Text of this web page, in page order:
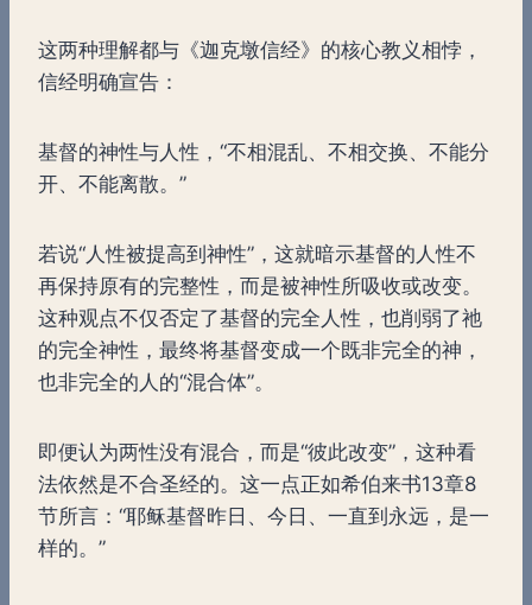
这两种理解都与《迦克墩信经》的核心教义相悖，
信经明确宣告：
基督的神性与人性，“不相混乱、不相交换、不能分
开、不能离散。”
若说“人性被提高到神性”，这就暗示基督的人性不
再保持原有的完整性，而是被神性所吸收或改变。
这种观点不仅否定了基督的完全人性，也削弱了祂
的完全神性，最终将基督变成一个既非完全的神，
也非完全的人的“混合体”。
即便认为两性没有混合，而是“彼此改变”，这种看
法依然是不合圣经的。这一点正如希伯来书13章8
节所言：“耶稣基督昨日、今日、一直到永远，是一
样的。”